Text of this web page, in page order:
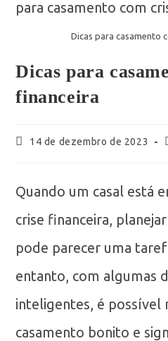
Dicas para casamento
Dicas para
financeira
14 de dezembro de 2023
Quando um casal está
crise financeira,
pode parecer uma
entanto, com algumas
inteligentes, é possível
casamento bonito e